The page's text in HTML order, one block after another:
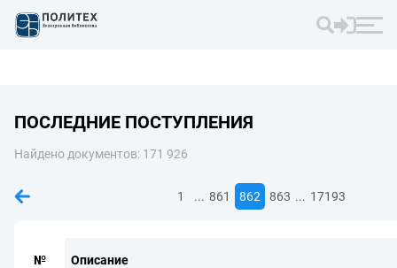
ПОСЛЕДНИЕ ПОСТУПЛЕНИЯ
Найдено документов: 171 926
1 ... 861 862 863 ... 17193
№ Описание